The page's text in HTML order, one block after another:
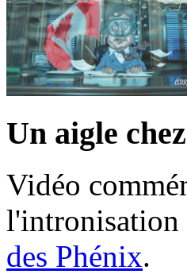
Un aigle
Vidéo
l'intronisation
des Phénix.